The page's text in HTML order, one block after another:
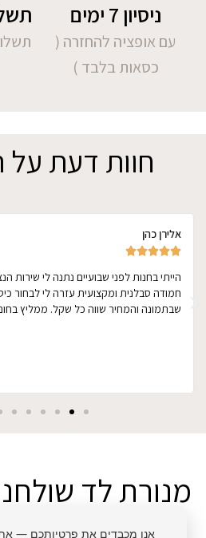
אנו מכבדים את פרטיותכם —
ניסיון 7 ימים
עם אופציה להחזרה (
כסאות בלבד )
חוות דעת על
אלירן כהן





הייתי בחנות לפני שבועיים נתנה לי שירות
חמודה סבלנית ומקצועית עזרה לי לבחור
שבתמונה והמחיר שווה כל שקל. ממליץ